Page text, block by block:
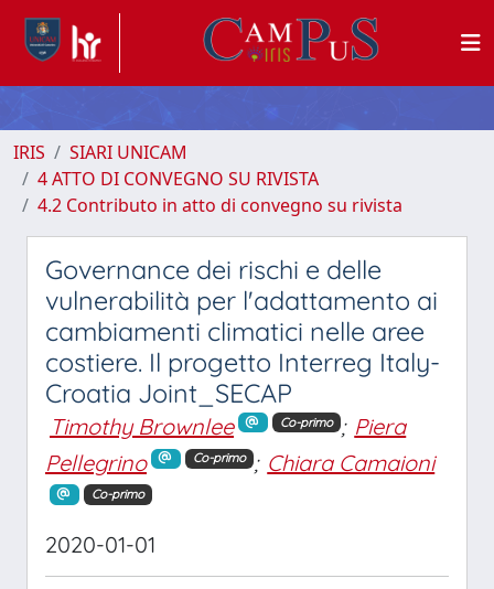
IRIS
SIARI UNICAM
4 ATTO DI CONVEGNO SU RIVISTA
4.2 Contributo in atto di convegno su rivista
Governance dei rischi e delle
vulnerabilità per l'adattamento ai
cambiamenti climatici nelle aree
costiere. Il progetto Interreg Italy-
Croatia Joint_SECAP
Timothy Brownlee Co-primo ; Piera
Pellegrino
Co-primo ; Chiara Camaioni
Co-primo
2020-01-01